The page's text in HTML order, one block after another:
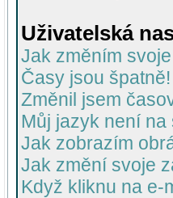
Uživatelská
Jak změním
Časy jsou špatně!
Změnil jsem
Můj jazyk není na
Jak zobrazím
Jak změní svoje
Když kliknu na e-